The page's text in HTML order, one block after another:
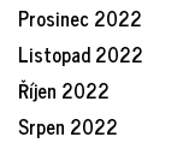
Prosinec 2022
Listopad 2022
Říjen 2022
Srpen 2022